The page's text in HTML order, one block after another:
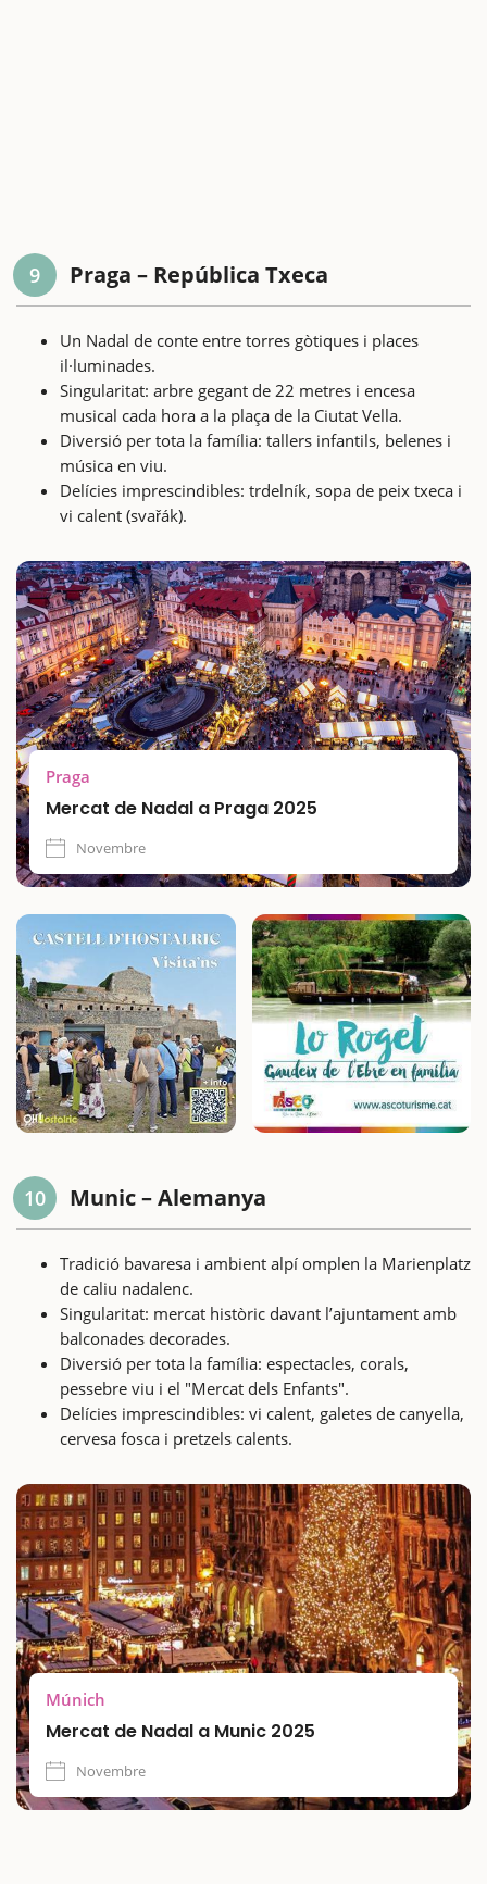
9 Praga – República Txeca
Un Nadal de conte entre torres gòtiques i places
il·luminades.
Singularitat: arbre gegant de 22 metres i encesa
musical cada hora a la plaça de la Ciutat Vella.
Diversió per tota la família: tallers infantils, belenes i
música en viu.
Delícies imprescindibles: trdelník, sopa de peix txeca i
vi calent (svařák).
Praga
Mercat de Nadal a Praga 2025
Novembre
10 Munic – Alemanya
Tradició bavaresa i ambient alpí omplen la Marienplatz
de caliu nadalenc.
Singularitat: mercat històric davant l’ajuntament amb
balconades decorades.
Diversió per tota la família: espectacles, corals,
pessebre viu i el "Mercat dels Enfants".
Delícies imprescindibles: vi calent, galetes de canyella,
cervesa fosca i pretzels calents.
Múnich
Mercat de Nadal a Munic 2025
Novembre